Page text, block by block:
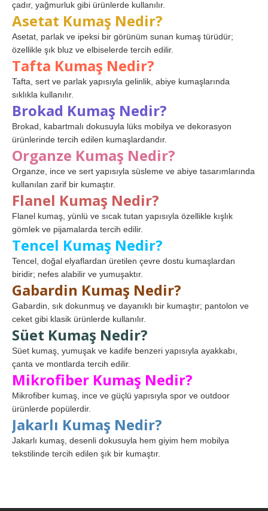
çadır, yağmurluk gibi ürünlerde kullanılır.
Asetat Kumaş Nedir?
Asetat, parlak ve ipeksi bir görünüm sunan kumaş türüdür;
özellikle şık bluz ve elbiselerde tercih edilir.
Tafta Kumaş Nedir?
Tafta, sert ve parlak yapısıyla gelinlik, abiye kumaşlarında
sıklıkla kullanılır.
Brokad Kumaş Nedir?
Brokad, kabartmalı dokusuyla lüks mobilya ve dekorasyon
ürünlerinde tercih edilen kumaşlardandır.
Organze Kumaş Nedir?
Organze, ince ve sert yapısıyla süsleme ve abiye tasarımlarında
kullanılan zarif bir kumaştır.
Flanel Kumaş Nedir?
Flanel kumaş, yünlü ve sıcak tutan yapısıyla özellikle kışlık
gömlek ve pijamalarda tercih edilir.
Tencel Kumaş Nedir?
Tencel, doğal elyaflardan üretilen çevre dostu kumaşlardan
biridir; nefes alabilir ve yumuşaktır.
Gabardin Kumaş Nedir?
Gabardin, sık dokunmuş ve dayanıklı bir kumaştır; pantolon ve
ceket gibi klasik ürünlerde kullanılır.
Süet Kumaş Nedir?
Süet kumaş, yumuşak ve kadife benzeri yapısıyla ayakkabı,
çanta ve montlarda tercih edilir.
Mikrofiber Kumaş Nedir?
Mikrofiber kumaş, ince ve güçlü yapısıyla spor ve outdoor
ürünlerde popülerdir.
Jakarlı Kumaş Nedir?
Jakarlı kumaş, desenli dokusuyla hem giyim hem mobilya
tekstilinde tercih edilen şık bir kumaştır.